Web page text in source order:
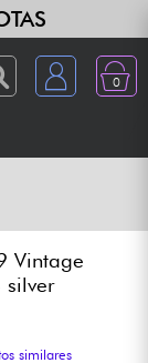
0
Vintage
silver
similares